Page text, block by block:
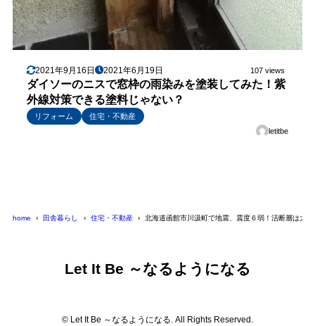
2021年9月16日 2021年6月19日 107 views
ダイソーのニスで窓枠の雨染みを塗装してみた！紫
外線対策できる塗料じゃない？
リフォーム
住宅・不動産
letitbe
home 田舎暮らし 住宅・不動産 北海道函館市川汲町で地震、震度６弱！活断層は大
Let It Be ～なるようになる
© Let It Be ～なるようになる. All Rights Reserved.